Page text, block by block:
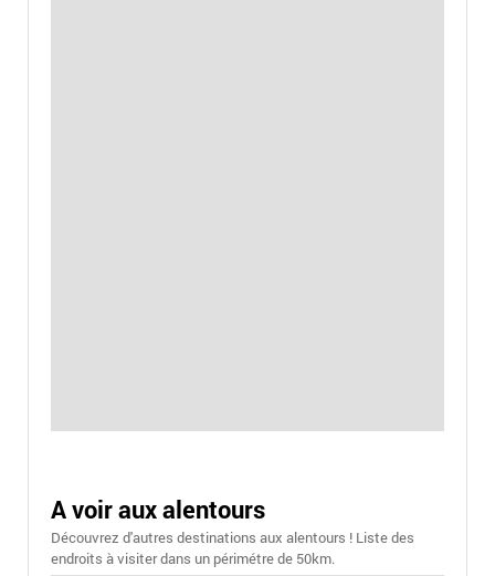
A voir aux alentours
Découvrez d'autres destinations aux alentours ! Liste des
endroits à visiter dans un périmétre de 50km.